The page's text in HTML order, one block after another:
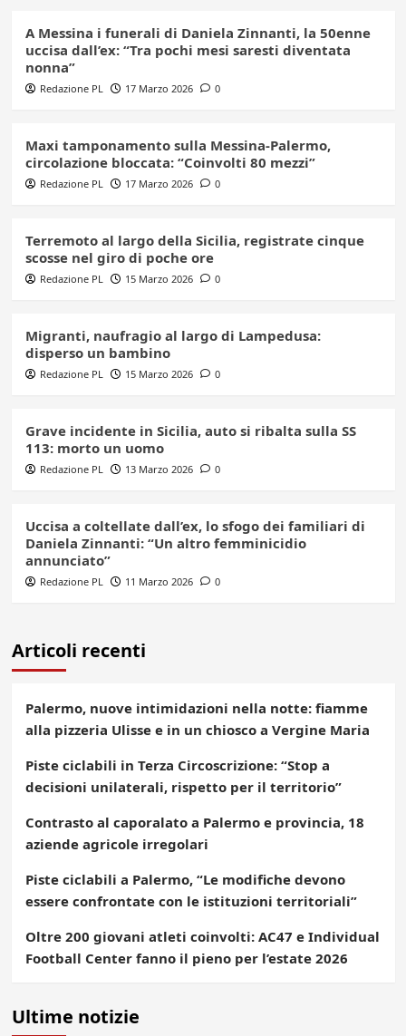
A Messina i funerali di Daniela Zinnanti, la 50enne
uccisa dall’ex: “Tra pochi mesi saresti diventata
nonna”
Redazione PL 17 Marzo 2026 0
Maxi tamponamento sulla Messina-Palermo,
circolazione bloccata: “Coinvolti 80 mezzi”
Redazione PL 17 Marzo 2026 0
Terremoto al largo della Sicilia, registrate cinque
scosse nel giro di poche ore
Redazione PL 15 Marzo 2026 0
Migranti, naufragio al largo di Lampedusa:
disperso un bambino
Redazione PL 15 Marzo 2026 0
Grave incidente in Sicilia, auto si ribalta sulla SS
113: morto un uomo
Redazione PL 13 Marzo 2026 0
Uccisa a coltellate dall’ex, lo sfogo dei familiari di
Daniela Zinnanti: “Un altro femminicidio
annunciato”
Redazione PL 11 Marzo 2026 0
Articoli recenti
Palermo, nuove intimidazioni nella notte: fiamme
alla pizzeria Ulisse e in un chiosco a Vergine Maria
Piste ciclabili in Terza Circoscrizione: “Stop a
decisioni unilaterali, rispetto per il territorio”
Contrasto al caporalato a Palermo e provincia, 18
aziende agricole irregolari
Piste ciclabili a Palermo, “Le modifiche devono
essere confrontate con le istituzioni territoriali”
Oltre 200 giovani atleti coinvolti: AC47 e Individual
Football Center fanno il pieno per l’estate 2026
Ultime notizie